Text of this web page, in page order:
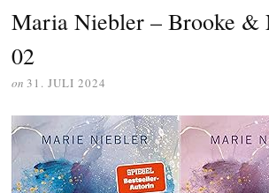
Maria Niebler – Brooke &
02
on 31. JULI 2024